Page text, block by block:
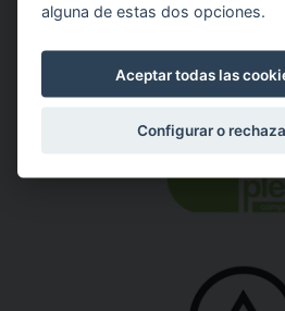
Nuestros Certificados
alguna de estas dos opciones.
Aceptar todas las
Configurar o